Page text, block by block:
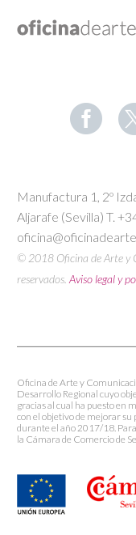
Manufactura 1, 2º
Aljarafe (Sevilla) T.
© 2018 Oficina de Arte y
reservados. Aviso legal y
Oficina de Arte y
Desarrollo Regional cuyo
gracias al cual ha puesto en
con el objetivo de mejorar
durante el año 2017/18.
la Cámara de Comercio de